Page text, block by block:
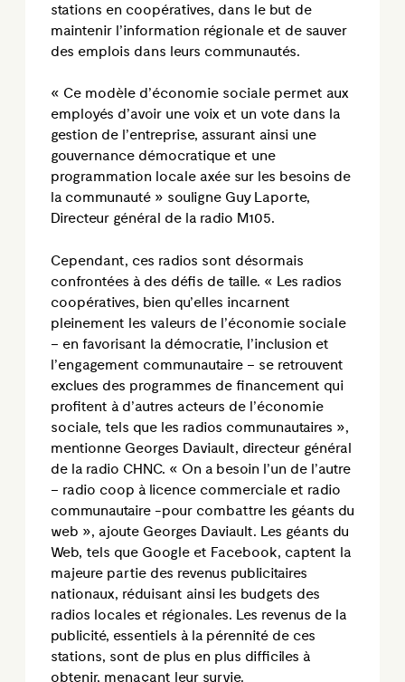
stations en coopératives, dans le but de
maintenir l’information régionale et de sauver
des emplois dans leurs communautés.
« Ce modèle d’économie sociale permet aux
employés d’avoir une voix et un vote dans la
gestion de l’entreprise, assurant ainsi une
gouvernance démocratique et une
programmation locale axée sur les besoins de
la communauté » souligne Guy Laporte,
Directeur général de la radio M105.
Cependant, ces radios sont désormais
confrontées à des défis de taille. « Les radios
coopératives, bien qu’elles incarnent
pleinement les valeurs de l’économie sociale
– en favorisant la démocratie, l’inclusion et
l’engagement communautaire – se retrouvent
exclues des programmes de financement qui
profitent à d’autres acteurs de l’économie
sociale, tels que les radios communautaires »,
mentionne Georges Daviault, directeur général
de la radio CHNC. « On a besoin l’un de l’autre
– radio coop à licence commerciale et radio
communautaire -pour combattre les géants du
web », ajoute Georges Daviault. Les géants du
Web, tels que Google et Facebook, captent la
majeure partie des revenus publicitaires
nationaux, réduisant ainsi les budgets des
radios locales et régionales. Les revenus de la
publicité, essentiels à la pérennité de ces
stations, sont de plus en plus difficiles à
obtenir, menaçant leur survie.